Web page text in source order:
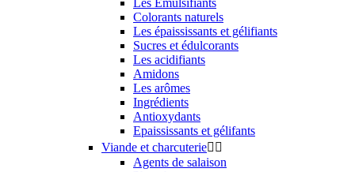
Les Émulsifiants
Colorants naturels
Les épaississants et gélifiants
Sucres et édulcorants
Les acidifiants
Amidons
Les arômes
Ingrédients
Antioxydants
Epaississants et gélifants
Viande et charcuterie 
Agents de salaison